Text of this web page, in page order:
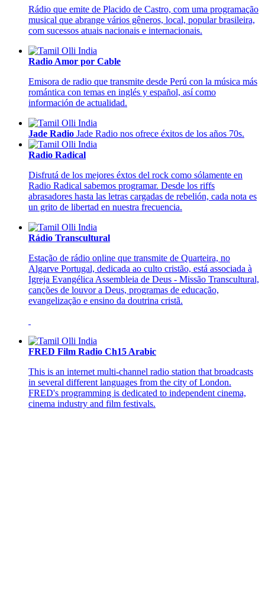
Rádio que emite de Placido de Castro, com uma programação
musical que abrange vários gêneros, local, popular brasileira,
com sucessos atuais nacionais e internacionais.
Radio Amor por Cable
Emisora de radio que transmite desde Perú con la música más
romántica con temas en inglés y español, así como
información de actualidad.
Jade Radio Jade Radio nos ofrece éxitos de los años 70s.
Radio Radical
Disfrutá de los mejores éxtos del rock como sólamente en
Radio Radical sabemos programar. Desde los riffs
abrasadores hasta las letras cargadas de rebelión, cada nota es
un grito de libertad en nuestra frecuencia.
Rádio Transcultural
Estação de rádio online que transmite de Quarteira, no
Algarve Portugal, dedicada ao culto cristão, está associada à
Igreja Evangélica Assembleia de Deus - Missão Transcultural,
canções de louvor a Deus, programas de educação,
evangelização e ensino da doutrina cristã.
FRED Film Radio Ch15 Arabic
This is an internet multi-channel radio station that broadcasts
in several different languages from the city of London.
FRED's programming is dedicated to independent cinema,
cinema industry and film festivals.